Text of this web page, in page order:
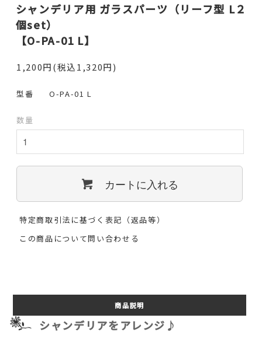
シャンデリア用 ガラスパーツ（リーフ型 L２
個set）
【O-PA-01 L】
1,200円(税込1,320円)
型番 O-PA-01 L
数量
カートに入れる
特定商取引法に基づく表記（返品等）
この商品について問い合わせる
商品説明
シャンデリアをアレンジ♪